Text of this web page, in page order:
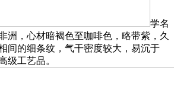
学名
洲，心材暗褐色至咖啡色，略带紫，久
间的细条纹，气干密度较大，易沉于
级工艺品。